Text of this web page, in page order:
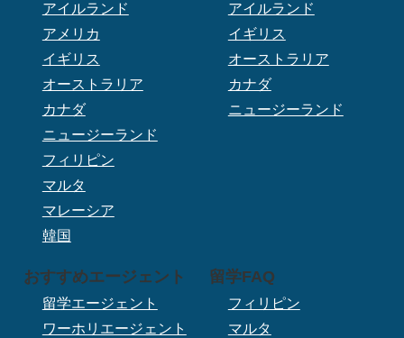
アイルランド
アメリカ
イギリス
オーストラリア
カナダ
ニュージーランド
フィリピン
マルタ
マレーシア
韓国
アイルランド
イギリス
オーストラリア
カナダ
ニュージーランド
おすすめエージェント
留学エージェント
ワーホリエージェント
留学FAQ
フィリピン
マルタ